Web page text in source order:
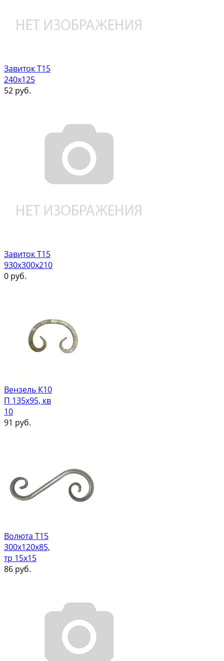
Завиток Т15
240х125
52 руб.
Завиток Т15
930х300х210
0 руб.
Вензель К10
П 135х95, кв
10
91 руб.
Волюта Т15
300х120х85,
тр 15х15
86 руб.